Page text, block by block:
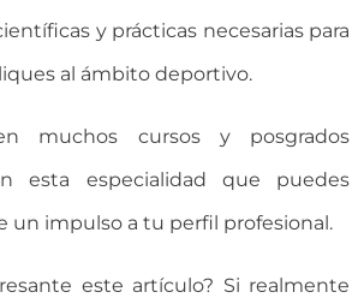
y prácticas necesarias para
al ámbito deportivo.
muchos cursos y posgrados
esta especialidad que puedes
un impulso a tu perfil profesional.
este artículo? Si realmente